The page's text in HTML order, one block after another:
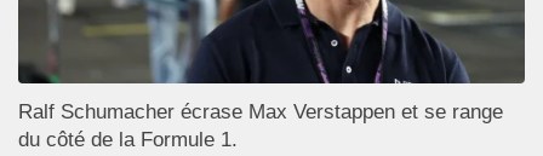
Ralf Schumacher écrase Max Verstappen et se range
du côté de la Formule 1.